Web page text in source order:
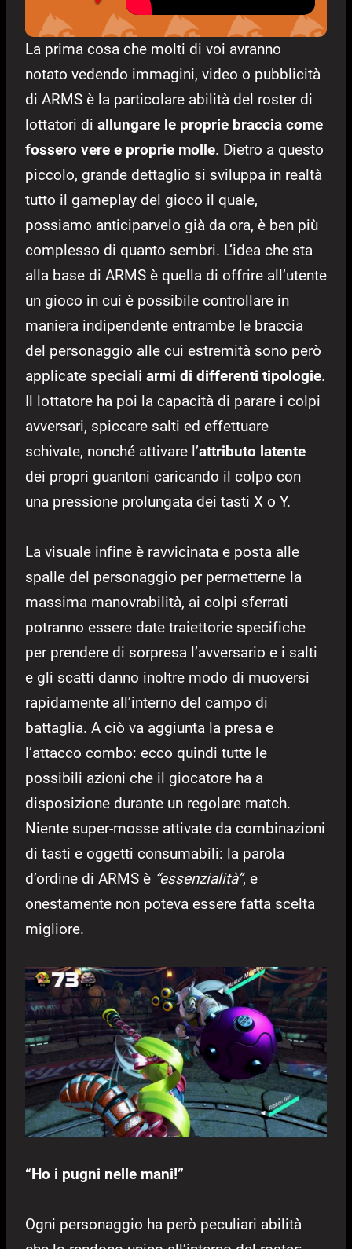
La prima cosa che molti di voi avranno
notato vedendo immagini, video o pubblicità
di ARMS è la particolare abilità del roster di
lottatori di allungare le proprie braccia come
fossero vere e proprie molle. Dietro a questo
piccolo, grande dettaglio si sviluppa in realtà
tutto il gameplay del gioco il quale,
possiamo anticiparvelo già da ora, è ben più
complesso di quanto sembri. L’idea che sta
alla base di ARMS è quella di offrire all’utente
un gioco in cui è possibile controllare in
maniera indipendente entrambe le braccia
del personaggio alle cui estremità sono però
applicate speciali armi di differenti tipologie.
Il lottatore ha poi la capacità di parare i colpi
avversari, spiccare salti ed effettuare
schivate, nonché attivare l’attributo latente
dei propri guantoni caricando il colpo con
una pressione prolungata dei tasti X o Y.
La visuale infine è ravvicinata e posta alle
spalle del personaggio per permetterne la
massima manovrabilità, ai colpi sferrati
potranno essere date traiettorie specifiche
per prendere di sorpresa l’avversario e i salti
e gli scatti danno inoltre modo di muoversi
rapidamente all’interno del campo di
battaglia. A ciò va aggiunta la presa e
l’attacco combo: ecco quindi tutte le
possibili azioni che il giocatore ha a
disposizione durante un regolare match.
Niente super-mosse attivate da combinazioni
di tasti e oggetti consumabili: la parola
d’ordine di ARMS è “essenzialità”, e
onestamente non poteva essere fatta scelta
migliore.
“Ho i pugni nelle mani!”
Ogni personaggio ha però peculiari abilità